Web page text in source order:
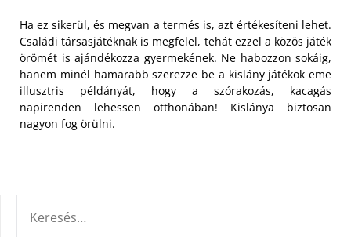
Ha ez sikerül, és megvan a termés is, azt értékesíteni lehet.
Családi társasjátéknak is megfelel, tehát ezzel a közös játék
örömét is ajándékozza gyermekének. Ne habozzon sokáig,
hanem minél hamarabb szerezze be a kislány játékok eme
illusztris példányát, hogy a szórakozás, kacagás
napirenden lehessen otthonában! Kislánya biztosan
nagyon fog örülni.